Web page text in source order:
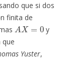
que si dos
finita de
AX=0
y
que
Yuster,